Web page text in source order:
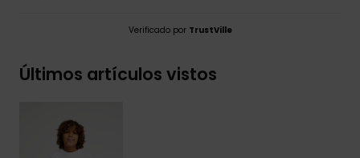
Verificado por TrustVille
Últimos artículos vistos